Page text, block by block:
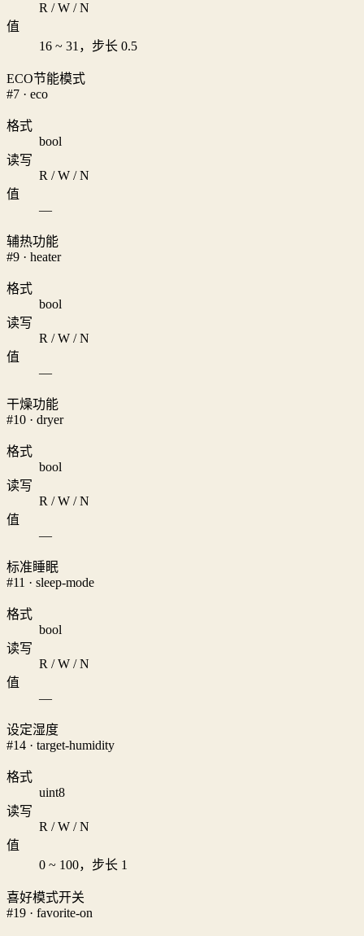
R / W / N
值
16 ~ 31，步长 0.5
ECO节能模式
#7 · eco
格式
bool
读写
R / W / N
值
—
辅热功能
#9 · heater
格式
bool
读写
R / W / N
值
—
干燥功能
#10 · dryer
格式
bool
读写
R / W / N
值
—
标准睡眠
#11 · sleep-mode
格式
bool
读写
R / W / N
值
—
设定湿度
#14 · target-humidity
格式
uint8
读写
R / W / N
值
0 ~ 100，步长 1
喜好模式开关
#19 · favorite-on